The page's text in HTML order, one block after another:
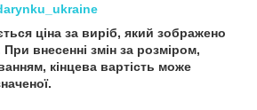
ціна за виріб, який зображено
внесенні змін за розміром,
кінцева вартість може